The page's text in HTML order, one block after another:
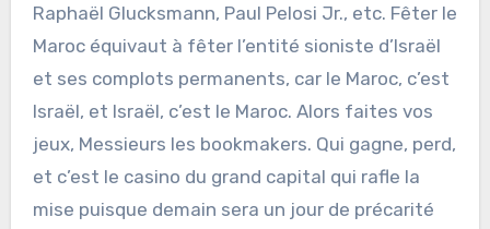
Raphaël Glucksmann, Paul Pelosi Jr., etc. Fêter le
Maroc équivaut à fêter l’entité sioniste d’Israël
et ses complots permanents, car le Maroc, c’est
Israël, et Israël, c’est le Maroc. Alors faites vos
jeux, Messieurs les bookmakers. Qui gagne, perd,
et c’est le casino du grand capital qui rafle la
mise puisque demain sera un jour de précarité